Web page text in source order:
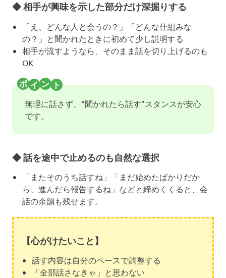
◆ 相手が興味を示した部分だけ深掘りする
「え、どんな人と会うの？」「どんな仕組みな
の？」と聞かれたときに初めて少し説明する
相手が流すようなら、そのまま話を切り上げるのも
OK
無理に話さず、“聞かれたら話す”スタンスが安心
です。
◆ 話を途中で止めるのも自然な選択
「またそのうち話すね」「まだ始めたばかりだか
ら、進んだら報告するね」などと締めくくると、会
話の余韻も残せます。
【心がけたいこと】
話す内容は自分のペースで調整する
「全部話さなきゃ」と思わない